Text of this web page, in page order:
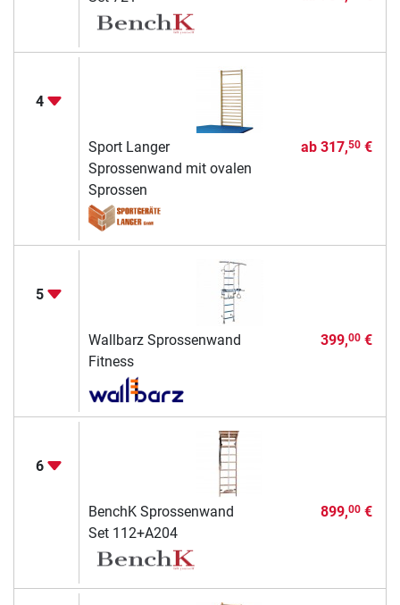
4
Sport Langer
Sprossenwand mit ovalen
Sprossen
ab 317,50€
5
Wallbarz Sprossenwand
Fitness
399,00€
6
BenchK Sprossenwand
Set 112+A204
899,00€